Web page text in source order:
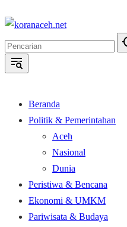
ke
konten
Beranda
Politik & Pemerintahan
Aceh
Nasional
Dunia
Peristiwa & Bencana
Ekonomi & UMKM
Pariwisata & Budaya